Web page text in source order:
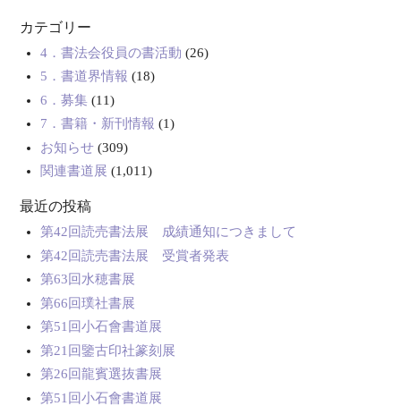
カテゴリー
4．書法会役員の書活動 (26)
5．書道界情報 (18)
6．募集(11)
7．書籍・新刊情報 (1)
お知らせ(309)
関連書道展 (1,011)
最近の投稿
第42回読売書法展 成績通知につきまして
第42回読売書法展 受賞者発表
第63回水穂書展
第66回璞社書展
第51回小石會書道展
第21回鑒古印社篆刻展
第26回龍賓選抜書展
第51回小石會書道展